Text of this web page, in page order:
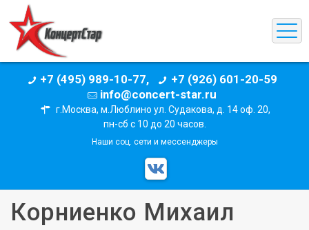
+7 (495) 989-10-77,
+7 (926) 601-20-59
info@concert-star.ru
г.Москва, м.Люблино ул. Судакова, д. 14 оф. 20,
пн-сб с 10 до 20 часов.
Наши соц. сети и мессенджеры
Корниенко Михаил